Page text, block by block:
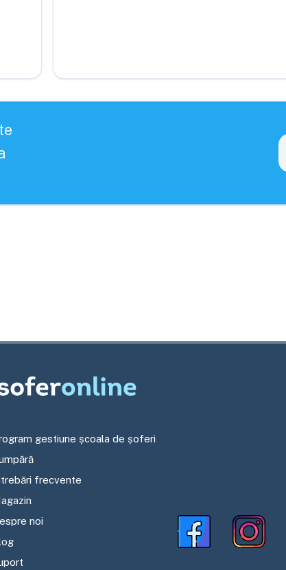
gestiune școala de șoferi
frecvente
noi